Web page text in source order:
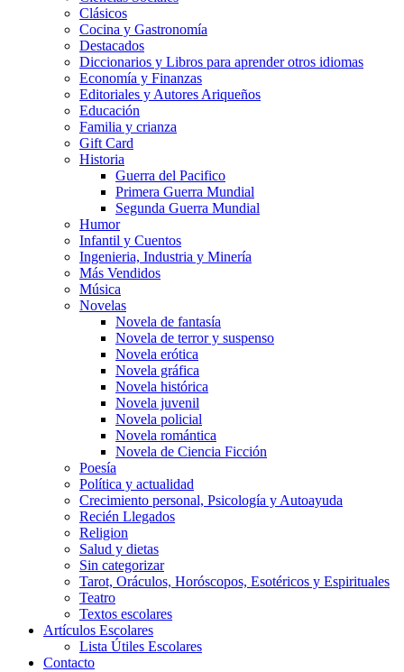
Clásicos
Cocina y Gastronomía
Destacados
Diccionarios y Libros para aprender otros idiomas
Economía y Finanzas
Editoriales y Autores Ariqueños
Educación
Familia y crianza
Gift Card
Historia
Guerra del Pacifico
Primera Guerra Mundial
Segunda Guerra Mundial
Humor
Infantil y Cuentos
Ingenieria, Industria y Minería
Más Vendidos
Música
Novelas
Novela de fantasía
Novela de terror y suspenso
Novela erótica
Novela gráfica
Novela histórica
Novela juvenil
Novela policial
Novela romántica
Novela de Ciencia Ficción
Poesía
Política y actualidad
Crecimiento personal, Psicología y Autoayuda
Recién Llegados
Religion
Salud y dietas
Sin categorizar
Tarot, Oráculos, Horóscopos, Esotéricos y Espirituales
Teatro
Textos escolares
Artículos Escolares
Lista Útiles Escolares
Contacto